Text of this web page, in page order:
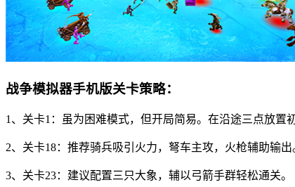
战争模拟器手机版关卡策略：
1、关卡1：虽为困难模式，但开局简易。在沿途三点放置
2、关卡18：推荐骑兵吸引火力，弩车主攻，火枪辅助输出
3、关卡23：建议配置三只大象，辅以弓箭手群轻松通关。